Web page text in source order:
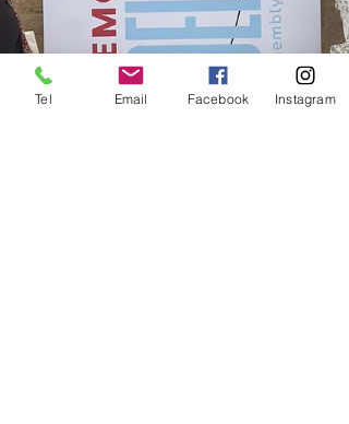
Tel Email Facebook Instagram